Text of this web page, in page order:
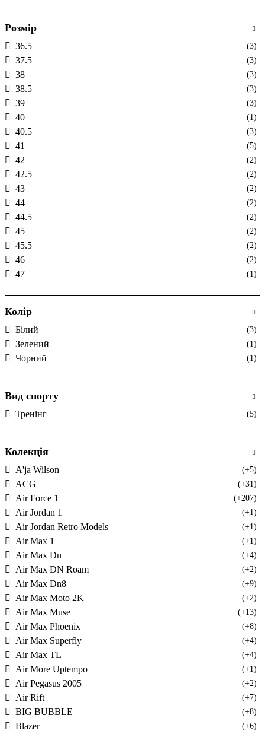
Розмір
36.5 (3)
37.5 (3)
38 (3)
38.5 (3)
39 (3)
40 (1)
40.5 (3)
41 (5)
42 (2)
42.5 (2)
43 (2)
44 (2)
44.5 (2)
45 (2)
45.5 (2)
46 (2)
47 (1)
Колір
Білий (3)
Зелений (1)
Чорний (1)
Вид спорту
Тренінг (5)
Колекція
A'ja Wilson (+5)
ACG (+31)
Air Force 1 (+207)
Air Jordan 1 (+1)
Air Jordan Retro Models (+1)
Air Max 1 (+1)
Air Max Dn (+4)
Air Max DN Roam (+2)
Air Max Dn8 (+9)
Air Max Moto 2K (+2)
Air Max Muse (+13)
Air Max Phoenix (+8)
Air Max Superfly (+4)
Air Max TL (+4)
Air More Uptempo (+1)
Air Pegasus 2005 (+2)
Air Rift (+7)
BIG BUBBLE (+8)
Blazer (+6)